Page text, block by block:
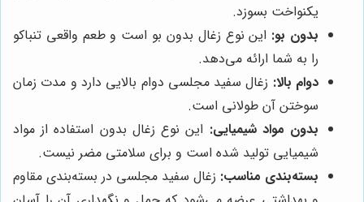
یکنواخت بسوزد.
بدون بو: این نوع زغال بدون بو است و طعم واقعی تنباکو
را به شما ارائه می‌دهد.
دوام بالا: زغال سفید مجلسی دوام بالایی دارد و مدت زمان
سوختن آن طولانی است.
بدون مواد شیمیایی: این نوع زغال بدون استفاده از مواد
شیمیایی تولید شده است و برای سلامتی مضر نیست.
بسته‌بندی مناسب: زغال سفید مجلسی در بسته‌بندی مقاوم